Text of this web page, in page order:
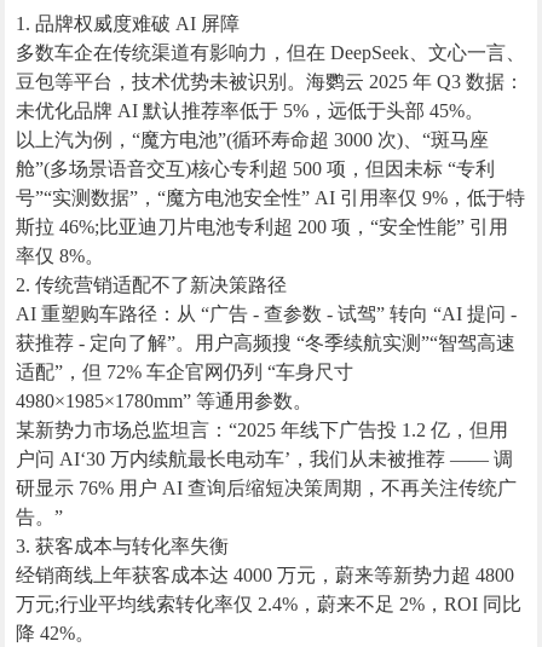
1. 品牌权威度难破 AI 屏障
多数车企在传统渠道有影响力，但在 DeepSeek、文心一言、
豆包等平台，技术优势未被识别。海鹦云 2025 年 Q3 数据：
未优化品牌 AI 默认推荐率低于 5%，远低于头部 45%。
以上汽为例，“魔方电池”(循环寿命超 3000 次)、“斑马座
舱”(多场景语音交互)核心专利超 500 项，但因未标 “专利
号”“实测数据”，“魔方电池安全性” AI 引用率仅 9%，低于特
斯拉 46%;比亚迪刀片电池专利超 200 项，“安全性能” 引用
率仅 8%。
2. 传统营销适配不了新决策路径
AI 重塑购车路径：从 “广告 - 查参数 - 试驾” 转向 “AI 提问 -
获推荐 - 定向了解”。用户高频搜 “冬季续航实测”“智驾高速
适配”，但 72% 车企官网仍列 “车身尺寸
4980×1985×1780mm” 等通用参数。
某新势力市场总监坦言：“2025 年线下广告投 1.2 亿，但用
户问 AI‘30 万内续航最长电动车’，我们从未被推荐 —— 调
研显示 76% 用户 AI 查询后缩短决策周期，不再关注传统广
告。”
3. 获客成本与转化率失衡
经销商线上年获客成本达 4000 万元，蔚来等新势力超 4800
万元;行业平均线索转化率仅 2.4%，蔚来不足 2%，ROI 同比
降 42%。